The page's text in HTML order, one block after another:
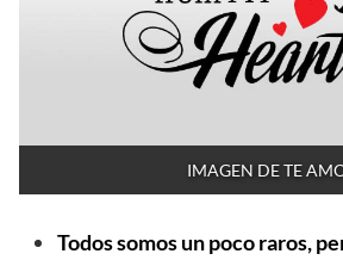
IMAGEN DE TE
Todos somos un poco raros,